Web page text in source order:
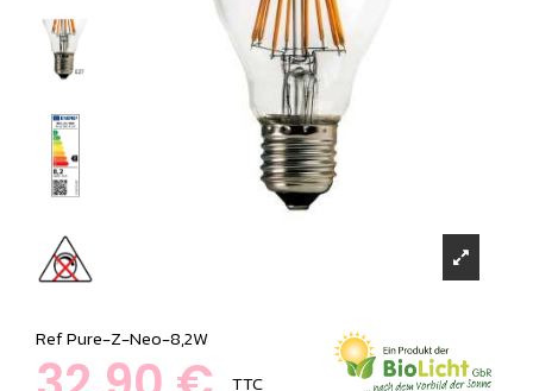
RefPure-Z-Neo-8,2W
TTC